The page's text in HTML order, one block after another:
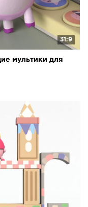
31:9
мультики для